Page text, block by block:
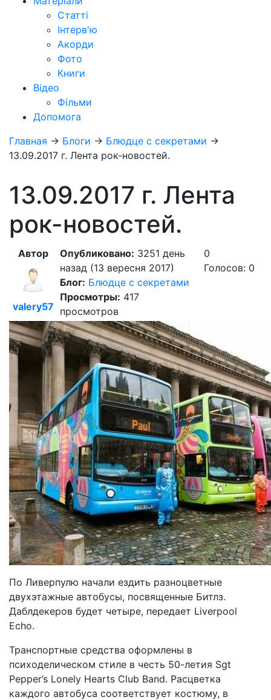
Статті
Інтерв'ю
Акорди
Фото
Книги
Відео
Фільми
Допомога
Главная → Блоги → Блюдце с секретами →
13.09.2017 г. Лента рок-новостей.
13.09.2017 г. Лента
рок-новостей.
Автор
valery57
Опубликовано: 3251 день
назад (13 вересня 2017)
Блог: Блюдце с секретами
Просмотры: 417
просмотров
0
Голосов: 0
По Ливерпулю начали ездить разноцветные
двухэтажные автобусы, посвященные Битлз.
Даблдекеров будет четыре, передает Liverpool
Echo.
Транспортные средства оформлены в
психоделическом стиле в честь 50-летия Sgt
Pepper’s Lonely Hearts Club Band. Расцветка
каждого автобуса соответствует костюму, в